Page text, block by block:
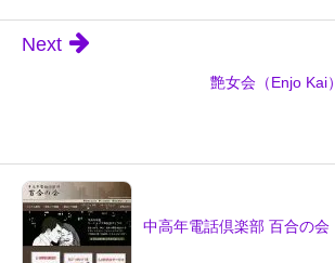
艶女会（Enjo Kai）
Next
中高年電話倶楽部 百合の会